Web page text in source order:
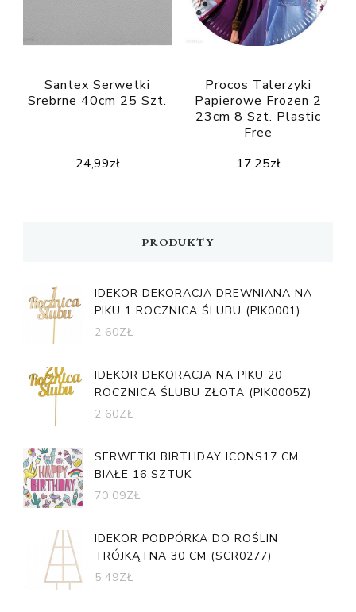
Santex Serwetki
Srebrne 40cm 25 Szt.
24,99zł
Procos Talerzyki
Papierowe Frozen 2
23cm 8 Szt. Plastic
Free
17,25zł
PRODUKTY
IDEKOR DEKORACJA DREWNIANA NA
PIKU 1 ROCZNICA ŚLUBU (PIK0001)
2,60ZŁ
IDEKOR DEKORACJA NA PIKU 20
ROCZNICA ŚLUBU ZŁOTA (PIK0005Z)
2,60ZŁ
SERWETKI BIRTHDAY ICONS17 CM
BIAŁE 16 SZTUK
70,09ZŁ
IDEKOR PODPÓRKA DO ROŚLIN
TRÓJKĄTNA 30 CM (SCR0277)
5,49ZŁ